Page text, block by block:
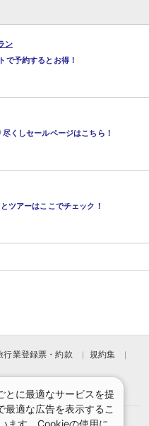
ン
で予約するとお得！
くしセールページはこちら！
ツアーはここでチェック！
行業登録票・約款 規約集
とに最適なサービスを提
適な広告を表示するこ
ます。Cookieの使用に